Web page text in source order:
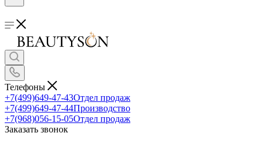
Телефоны
+7(499)649-47-43Отдел продаж
+7(499)649-47-44Производство
+7(968)056-15-05Отдел продаж
Заказать звонок